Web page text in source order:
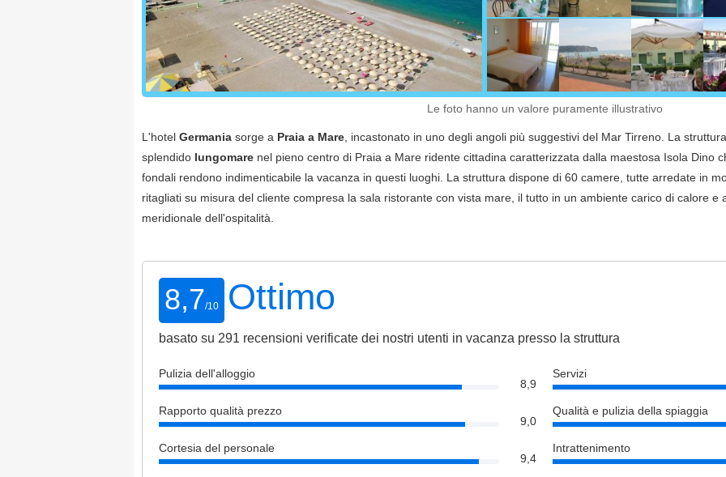
Le foto hanno un valore puramente illustrativo
L'hotel Germania sorge a Praia a Mare , incastonato in uno degli angoli più suggestivi del Mar Tirreno. La
splendido lungomare nel pieno centro di Praia a Mare ridente cittadina caratterizzata dalla maestosa Isola Dino
fondali rendono indimenticabile la vacanza in questi luoghi. La struttura dispone di 60 camere, tutte arredate in
ritagliati su misura del cliente compresa la sala ristorante con vista mare, il tutto in un ambiente carico di calore e
meridionale dell'ospitalità.
8,7/10 Ottimo
basato su 291 recensioni verificate dei nostri utenti in vacanza presso la struttura
Pulizia dell'alloggio
8,9
Rapporto qualità prezzo
9,0
Cortesia del personale
9,4
Servizi
Qualità e pulizia della spiaggia
Intrattenimento